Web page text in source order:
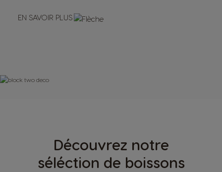
EN SAVOIR PLUS
Découvrez notre
séléction de boissons